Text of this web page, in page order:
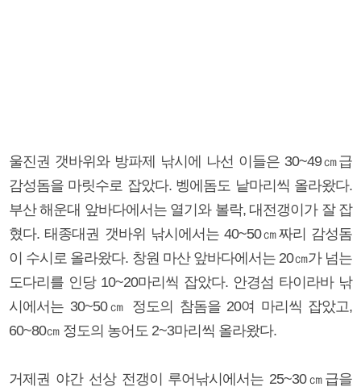
울진권 갯바위와 방파제 낚시에 나선 이들은 30~49㎝급
감성돔을 마릿수로 잡았다. 벵에돔도 낱마리씩 올라왔다.
부산 해운대 앞바다에서는 열기와 볼락, 대전갱이가 잘 잡
혔다. 태종대권 갯바위 낚시에서는 40~50㎝짜리 감성돔
이 수시로 올라왔다. 창원 마산 앞바다에서는 20㎝가 넘는
도다리를 인당 10~20마리씩 잡았다. 안경섬 타이라바 낚
시에서는 30~50㎝ 정도의 참돔을 20여 마리씩 잡았고,
60~80㎝ 정도의 농어도 2~3마리씩 올라왔다.
거제권 야간 선상 전갱이 루어낚시에서는 25~30㎝급을